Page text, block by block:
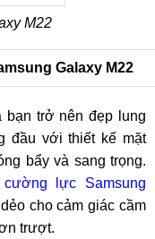
M22
Galaxy M22
bạn trở nên đẹp lung
đầu với thiết kế mặt
bẩy và sang trọng.
lực Samsung
cho cảm giác cầm
trượt.